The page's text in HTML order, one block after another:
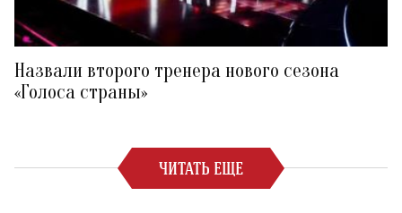
Назвали второго тренера нового сезона
«Голоса страны»
ЧИТАТЬ ЕЩЕ